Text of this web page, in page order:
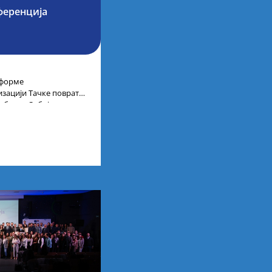
Тачке повратка
Србије,